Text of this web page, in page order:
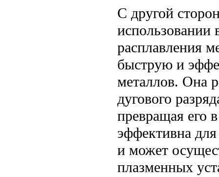
С другой
использовании
расплавления
быструю и
металлов. Она
дугового
превращая его
эффективна
и может
плазменных